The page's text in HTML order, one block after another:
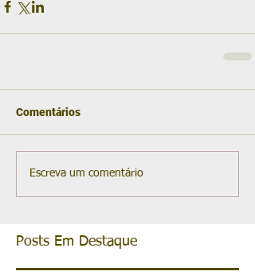
Comentários
Escreva um comentário
Posts Em Destaque